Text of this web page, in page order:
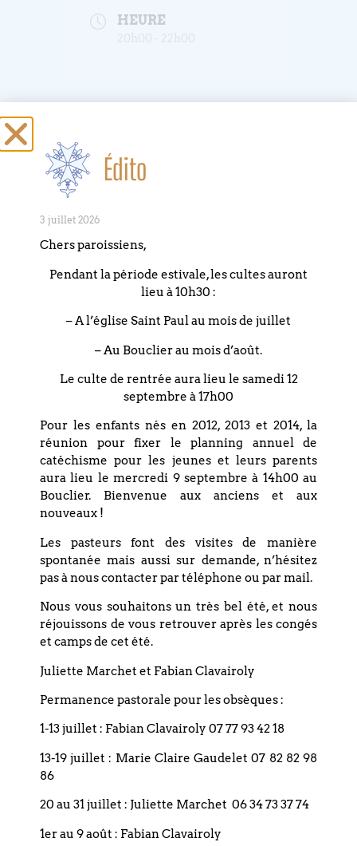
HEURE
Choeur du
Bouclier
Bartholmé 4 rue du Bouclier à
Strasbourg pour la reprise des
répétitions 2022/2023 :
contact :
PARTAGEZ CET
ÉVÉNEMENT
+ Exporter vers iCal
Édito
3 juillet 2026
Chers paroissiens,
Pendant la période estivale, les cultes auront
lieu à 10h30 :
– A l’église Saint Paul au mois de juillet
– Au Bouclier au mois d’août.
Le culte de rentrée aura lieu le samedi 12
septembre à 17h00
Pour les enfants nés en 2012, 2013 et 2014, la
réunion pour fixer le planning annuel de
catéchisme pour les jeunes et leurs parents
aura lieu le mercredi 9 septembre à 14h00 au
Bouclier. Bienvenue aux anciens et aux
nouveaux !
Les pasteurs font des visites de manière
spontanée mais aussi sur demande, n’hésitez
pas à nous contacter par téléphone ou par mail.
Nous vous souhaitons un très bel été, et nous
réjouissons de vous retrouver après les congés
et camps de cet été.
Juliette Marchet et Fabian Clavairoly
Permanence pastorale pour les obsèques :
1-13 juillet : Fabian Clavairoly 07 77 93 42 18
13-19 juillet : Marie Claire Gaudelet 07 82 82 98
86
20 au 31 juillet : Juliette Marchet 06 34 73 37 74
1er au 9 août : Fabian Clavairoly